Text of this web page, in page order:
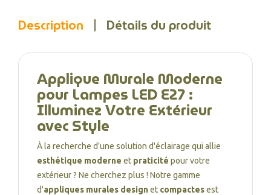
Description Détails du produit
Applique Murale Moderne
pour Lampes LED E27 :
Illuminez Votre Extérieur
avec Style
À la recherche d'une solution d'éclairage qui allie
esthétique moderne et praticité pour votre
extérieur ? Ne cherchez plus ! Notre gamme
d'appliques murales designet compactesest